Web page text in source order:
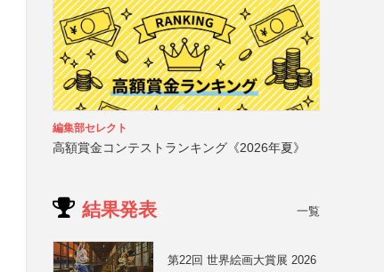
編集部セレクト
高額賞金コンテストランキング《2026年夏》
結果発表 一覧
第22回 世界絵画大賞展 2026